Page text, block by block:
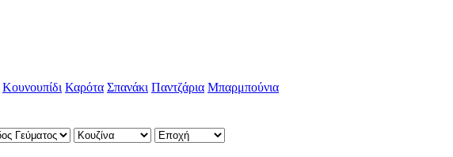
Κουνουπίδι Καρότα Σπανάκι Παντζάρια Μπαρμπούνια